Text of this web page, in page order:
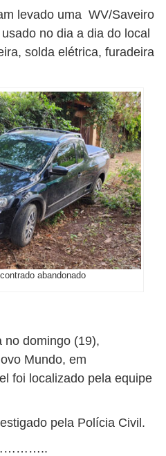
levado uma WV/Saveiro
no dia a dia do local
solda elétrica, furadeira
abandonado
no domingo (19),
Mundo, em
foi localizado pela equipe
pela Polícia Civil.